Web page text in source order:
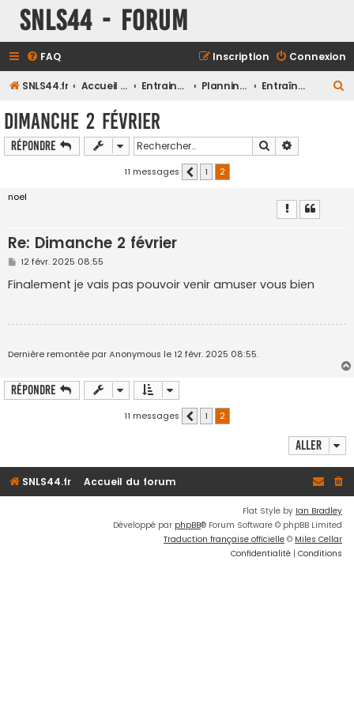
SNLS44 - Forum
FAQ Connexion
Inscription
SNLS44.fr Accueil du forum Entrainements Planning des entrainements Club Entraînements Vélo
Dimanche 2 février
Répondre Rechercher
11 messages Précédent
1
2
noel
Re: Dimanche 2 février
M
s
s
e
12 févr. 2025 08:55
Finalement je vais pas pouvoir venir amuser vous bien
Dernière remontée par Anonymous le 12 févr. 2025 08:55.
Répondre
11 messages Précédent
1 2
Aller
SNLS44.fr Accueil du forum
Flat Style by Ian Bradley
Développé par phpBB® Forum Software © phpBB Limited
Traduction française officielle © Miles Cellar
Confidentialité | Conditions